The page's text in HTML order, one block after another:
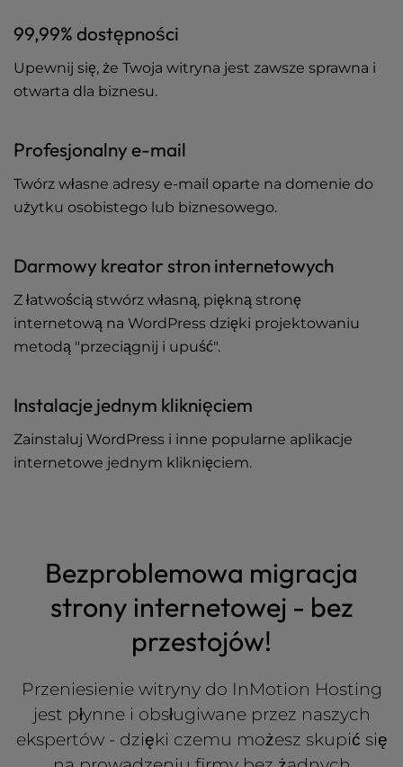
99,99% dostępności
Upewnij się, że Twoja witryna jest zawsze sprawna i
otwarta dla biznesu.
Profesjonalny e-mail
Twórz własne adresy e-mail oparte na domenie do
użytku osobistego lub biznesowego.
Darmowy kreator stron internetowych
Z łatwością stwórz własną, piękną stronę
internetową na WordPress dzięki projektowaniu
metodą "przeciągnij i upuść".
Instalacje jednym kliknięciem
Zainstaluj WordPress i inne popularne aplikacje
internetowe jednym kliknięciem.
Bezproblemowa migracja
strony internetowej - bez
przestojów!
Przeniesienie witryny do InMotion Hosting
jest płynne i obsługiwane przez naszych
ekspertów - dzięki czemu możesz skupić się